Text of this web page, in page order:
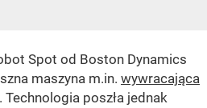
Spot od Boston Dynamics
maszyna m.in. wywracająca
. Technologia poszła jednak